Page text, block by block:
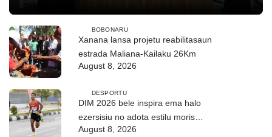
BOBONARU
Xanana lansa projetu reabilitasaun
estrada Maliana-Kailaku 26Km
August 8, 2026
DESPORTU
DIM 2026 bele inspira ema halo
ezersisiu no adota estilu moris
saudável
August 8, 2026